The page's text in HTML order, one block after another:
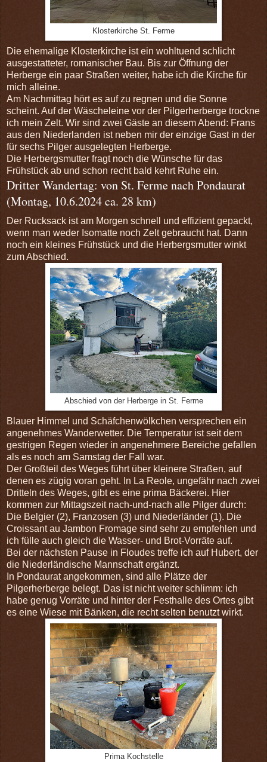
Klosterkirche St. Ferme
Die ehemalige Klosterkirche ist ein wohltuend schlicht
ausgestatteter, romanischer Bau. Bis zur Öffnung der
Herberge ein paar Straßen weiter, habe ich die Kirche für
mich alleine.
Am Nachmittag hört es auf zu regnen und die Sonne
scheint. Auf der Wäscheleine vor der Pilgerherberge trockne
ich mein Zelt. Wir sind zwei Gäste an diesem Abend: Frans
aus den Niederlanden ist neben mir der einzige Gast in der
für sechs Pilger ausgelegten Herberge.
Die Herbergsmutter fragt noch die Wünsche für das
Frühstück ab und schon recht bald kehrt Ruhe ein.
Dritter Wandertag: von St. Ferme nach Pondaurat
(Montag, 10.6.2024 ca. 28 km)
Der Rucksack ist am Morgen schnell und effizient gepackt,
wenn man weder Isomatte noch Zelt gebraucht hat. Dann
noch ein kleines Frühstück und die Herbergsmutter winkt
zum Abschied.
Abschied von der Herberge in St. Ferme
Blauer Himmel und Schäfchenwölkchen versprechen ein
angenehmes Wanderwetter. Die Temperatur ist seit dem
gestrigen Regen wieder in angenehmere Bereiche gefallen
als es noch am Samstag der Fall war.
Der Großteil des Weges führt über kleinere Straßen, auf
denen es zügig voran geht. In La Reole, ungefähr nach zwei
Dritteln des Weges, gibt es eine prima Bäckerei. Hier
kommen zur Mittagszeit nach-und-nach alle Pilger durch:
Die Belgier (2), Franzosen (3) und Niederländer (1). Die
Croissant au Jambon Fromage sind sehr zu empfehlen und
ich fülle auch gleich die Wasser- und Brot-Vorräte auf.
Bei der nächsten Pause in Floudes treffe ich auf Hubert, der
die Niederländische Mannschaft ergänzt.
In Pondaurat angekommen, sind alle Plätze der
Pilgerherberge belegt. Das ist nicht weiter schlimm: ich
habe genug Vorräte und hinter der Festhalle des Ortes gibt
es eine Wiese mit Bänken, die recht selten benutzt wirkt.
Prima Kochstelle